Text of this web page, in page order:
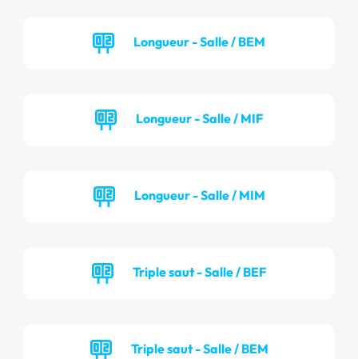
Longueur - Salle / BEM
Longueur - Salle / MIF
Longueur - Salle / MIM
Triple saut - Salle / BEF
Triple saut - Salle / BEM